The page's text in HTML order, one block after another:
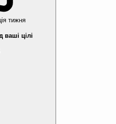
тижня
ваші цілі